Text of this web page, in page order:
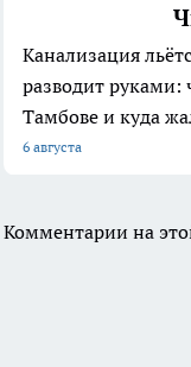
Канализация
разводит руками:
Тамбове и куда
6 августа
Комментарии на